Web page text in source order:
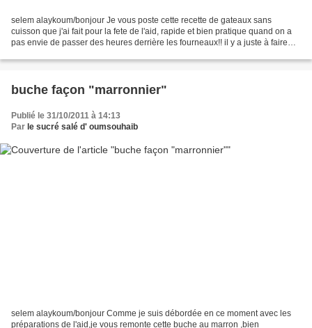
selem alaykoum/bonjour Je vous poste cette recette de gateaux sans
cuisson que j'ai fait pour la fete de l'aid, rapide et bien pratique quand on a
pas envie de passer des heures derrière les fourneaux!! il y a juste à faire
buche façon "marronnier"
Publié le 31/10/2011 à 14:13
Par le sucré salé d' oumsouhaib
selem alaykoum/bonjour Comme je suis débordée en ce moment avec les
préparations de l'aid,je vous remonte cette buche au marron ,bien